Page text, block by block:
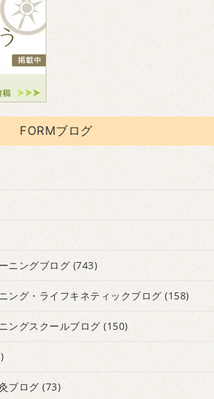
FORMブログ
ニングブログ (743)
ング・ライフキネティックブログ(158)
ングスクールブログ (150)
ブログ (73)